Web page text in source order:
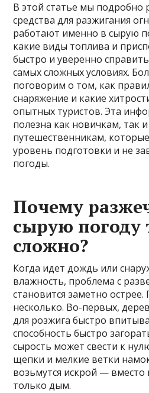
В этой статье мы подробно
средства для разжигания
работают именно в сырую
какие виды топлива и
быстро и уверенно
самых сложных условиях.
поговорим о том, как
снаряжение и какие
опытных туристов. Эта
полезна как новичкам, так
путешественникам,
уровень подготовки и не
погоды.
Почему
сырую погоду
сложно?
Когда идет дождь или
влажность, проблема с
становится заметно
несколько. Во-первых,
для розжига быстро
способность быстро
сырость может свести к
щепки и мелкие ветки
возьмутся искрой — вместо
только дым.